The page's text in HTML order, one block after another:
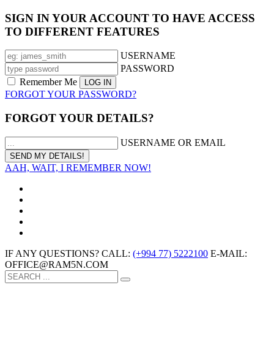
SIGN IN YOUR ACCOUNT TO HAVE ACCESS
TO DIFFERENT FEATURES
USERNAME
PASSWORD
Remember Me
FORGOT YOUR PASSWORD?
FORGOT YOUR DETAILS?
USERNAME OR EMAIL
AAH, WAIT, I REMEMBER NOW!
IF ANY QUESTIONS? CALL: (+994 77) 5222100 E-MAIL:
OFFICE@RAM5N.COM